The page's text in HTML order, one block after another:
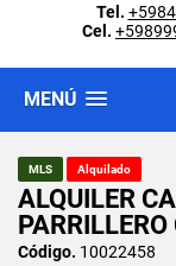
Tel.
Cel.
MENÚ
MLS Alquilado
ALQUILER
Código. 10022458